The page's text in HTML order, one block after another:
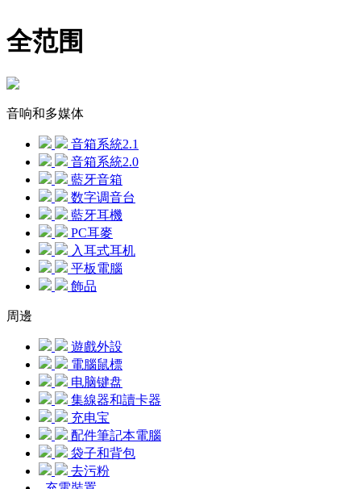
全范围
音响和多媒体
音箱系統2.1
音箱系統2.0
藍牙音箱
数字调音台
藍牙耳機
PC耳麥
入耳式耳机
平板電腦
飾品
周邊
遊戲外設
電腦鼠標
电脑键盘
集線器和讀卡器
充电宝
配件筆記本電腦
袋子和背包
去污粉